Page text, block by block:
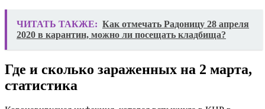
ЧИТАТЬ ТАКЖЕ: Как отмечать Радоницу 28 апреля
2020 в карантин, можно ли посещать кладбища?
Где и сколько зараженных на 2 марта,
статистика